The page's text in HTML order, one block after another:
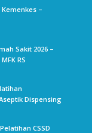
Kemenkes –
Sakit 2026 –
RS
Dispensing
CSSD